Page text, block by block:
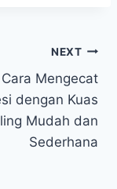
NEXT
Mengecat
dengan Kuas
Mudah dan
Sederhana